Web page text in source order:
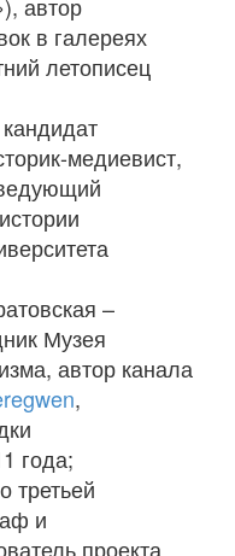
в галереях
летописец
медиевист,
–
Музея
автор канала
,
года;
третьей
и
проекта